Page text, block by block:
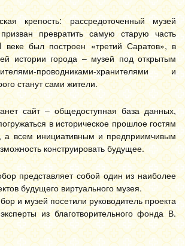
крепость: рассредоточенный музей
превратить самую старую часть
веке был построен «третий Саратов», в
истории города – музей под открытым
проводниками-хранителями и
станут сами жители.
сайт – общедоступная база данных,
в историческое прошлое гостям
а всем инициативным и предприимчивым
конструировать будущее.
представляет собой один из наиболее
будущего виртуального музея.
и музей посетили руководитель проекта
из благотворительного фонда В.